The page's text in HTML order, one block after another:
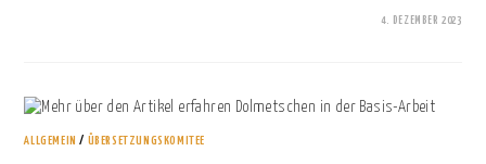
4. DEZEMBER 2023
ALLGEMEIN / ÜBERSETZUNGSKOMITEE